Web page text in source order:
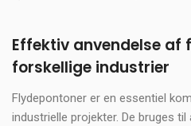
Effektiv anvendelse af
forskellige industrier
Flydepontoner er en essentiel
industrielle projekter. De bruges til